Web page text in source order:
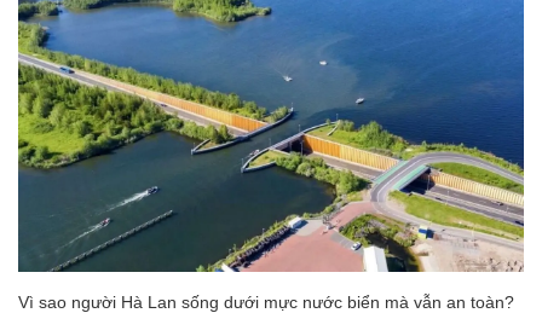
Vì sao người Hà Lan sống dưới mực nước biển mà vẫn an toàn?